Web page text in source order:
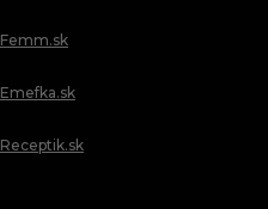
Femm.sk
Emefka.sk
Receptik.sk